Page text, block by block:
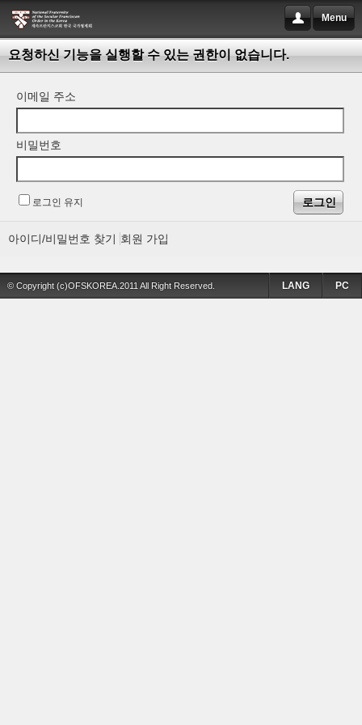
Menu
요청하신 기능을 실행할 수 있는 권한이 없습니다.
이메일 주소
비밀번호
로그인 유지
아이디/비밀번호 찾기 회원 가입
© Copyright (c)OFSKOREA.2011 All Right Reserved. PC
LANG